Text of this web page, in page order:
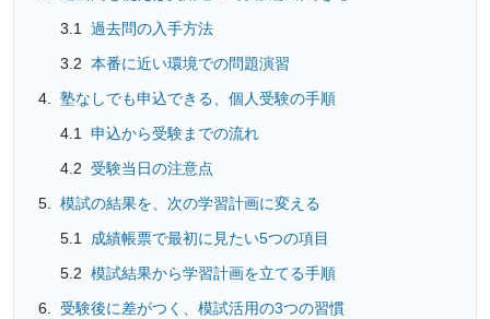
過去問の入手方法
本番に近い環境での問題演習
塾なしでも申込できる、個人受験の手順
申込から受験までの流れ
受験当日の注意点
模試の結果を、次の学習計画に変える
成績帳票で最初に見たい5つの項目
模試結果から学習計画を立てる手順
受験後に差がつく、模試活用の3つの習慣